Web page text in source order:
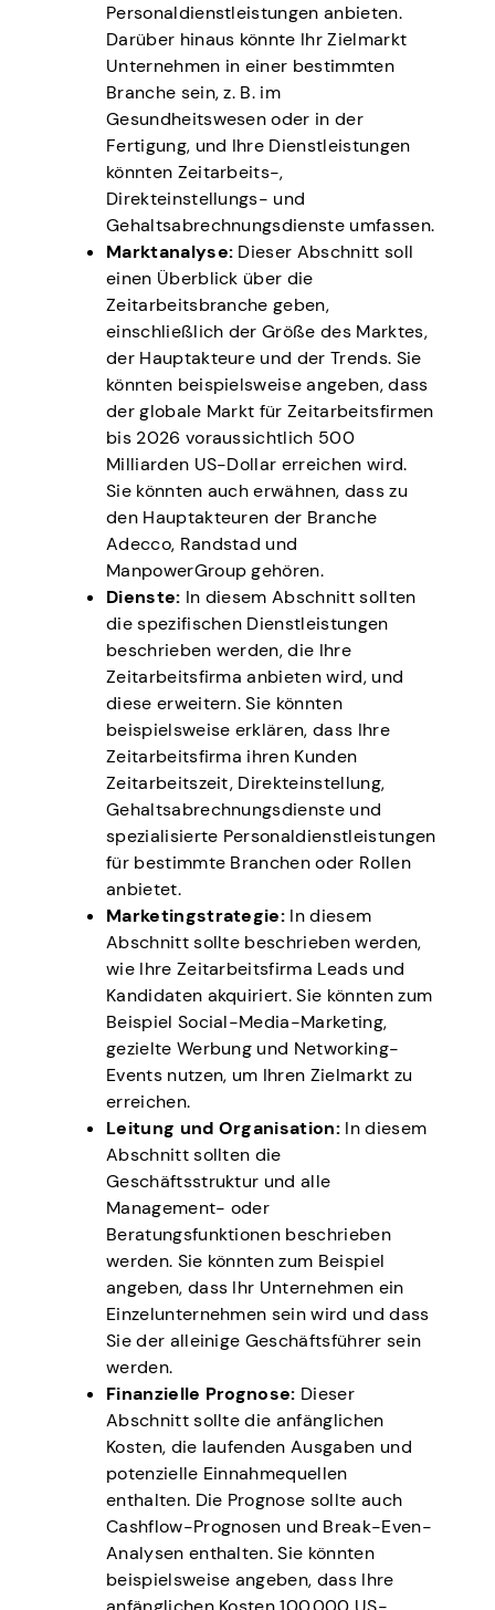
Personaldienstleistungen anbieten.
Darüber hinaus könnte Ihr Zielmarkt
Unternehmen in einer bestimmten
Branche sein, z. B. im
Gesundheitswesen oder in der
Fertigung, und Ihre Dienstleistungen
könnten Zeitarbeits-,
Direkteinstellungs- und
Gehaltsabrechnungsdienste umfassen.
Marktanalyse: Dieser Abschnitt soll
einen Überblick über die
Zeitarbeitsbranche geben,
einschließlich der Größe des Marktes,
der Hauptakteure und der Trends. Sie
könnten beispielsweise angeben, dass
der globale Markt für Zeitarbeitsfirmen
bis 2026 voraussichtlich 500
Milliarden US-Dollar erreichen wird.
Sie könnten auch erwähnen, dass zu
den Hauptakteuren der Branche
Adecco, Randstad und
ManpowerGroup gehören.
Dienste: In diesem Abschnitt sollten
die spezifischen Dienstleistungen
beschrieben werden, die Ihre
Zeitarbeitsfirma anbieten wird, und
diese erweitern. Sie könnten
beispielsweise erklären, dass Ihre
Zeitarbeitsfirma ihren Kunden
Zeitarbeitszeit, Direkteinstellung,
Gehaltsabrechnungsdienste und
spezialisierte Personaldienstleistungen
für bestimmte Branchen oder Rollen
anbietet.
Marketingstrategie: In diesem
Abschnitt sollte beschrieben werden,
wie Ihre Zeitarbeitsfirma Leads und
Kandidaten akquiriert. Sie könnten zum
Beispiel Social-Media-Marketing,
gezielte Werbung und Networking-
Events nutzen, um Ihren Zielmarkt zu
erreichen.
Leitung und Organisation: In diesem
Abschnitt sollten die
Geschäftsstruktur und alle
Management- oder
Beratungsfunktionen beschrieben
werden. Sie könnten zum Beispiel
angeben, dass Ihr Unternehmen ein
Einzelunternehmen sein wird und dass
Sie der alleinige Geschäftsführer sein
werden.
Finanzielle Prognose: Dieser
Abschnitt sollte die anfänglichen
Kosten, die laufenden Ausgaben und
potenzielle Einnahmequellen
enthalten. Die Prognose sollte auch
Cashflow-Prognosen und Break-Even-
Analysen enthalten. Sie könnten
beispielsweise angeben, dass Ihre